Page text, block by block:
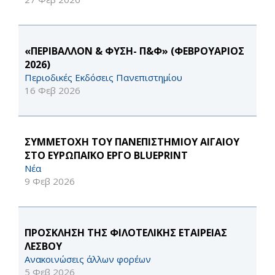
«ΠΕΡΙΒΑΛΛΟΝ & ΦΥΣΗ- Π&Φ» (ΦΕΒΡΟΥΑΡΙΟΣ
2026)
Περιοδικές Εκδόσεις Πανεπιστημίου
16 Φεβ 2026
ΣΥΜΜΕΤΟΧΗ ΤΟΥ ΠΑΝΕΠΙΣΤΗΜΙΟΥ ΑΙΓΑΙΟΥ
ΣΤΟ ΕΥΡΩΠΑΪΚΟ ΕΡΓΟ BLUEPRINT
Νέα
9 Φεβ 2026
ΠΡΟΣΚΛΗΣΗ ΤΗΣ ΦΙΛΟΤΕΛΙΚΗΣ ΕΤΑΙΡΕΙΑΣ
ΛΕΣΒΟΥ
Ανακοινώσεις άλλων φορέων
5 Φεβ 2026